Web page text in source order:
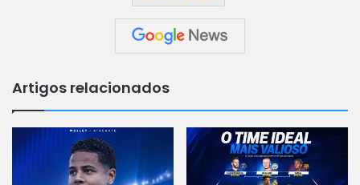
Artigos relacionados